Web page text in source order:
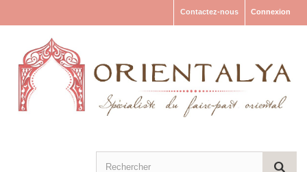
Connexion
Contactez-nous